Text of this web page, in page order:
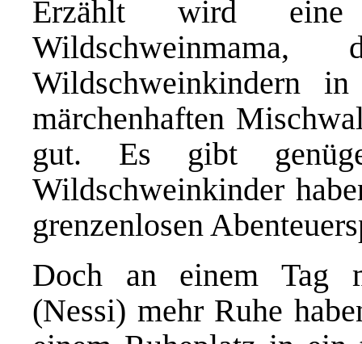
Erzählt wird
Wildschweinkindern
märchenhaften
gut. Es gibt
Wildschweinkinder
grenzenlosen
Doch an einem Tag
(Nessi) mehr Ruhe